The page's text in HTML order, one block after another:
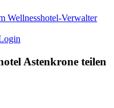
Wellnesshotel-Verwalter
Astenkrone teilen